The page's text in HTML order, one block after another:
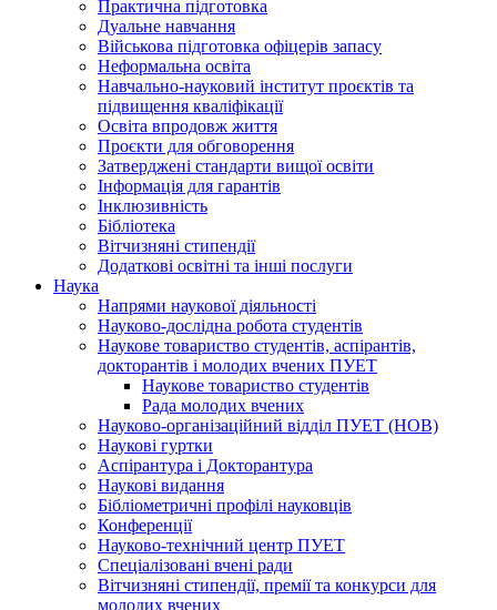
Практична підготовка
Дуальне навчання
Військова підготовка офіцерів запасу
Неформальна освіта
Навчально-науковий інститут проєктів та
підвищення кваліфікації
Освіта впродовж життя
Проєкти для обговорення
Затверджені стандарти вищої освіти
Інформація для гарантів
Інклюзивність
Бібліотека
Вітчизняні стипендії
Додаткові освітні та інші послуги
Наука
Напрями наукової діяльності
Науково-дослідна робота студентів
Наукове товариство студентів, аспірантів,
докторантів і молодих вчених ПУЕТ
Наукове товариство студентів
Рада молодих вчених
Науково-організаційний відділ ПУЕТ (НОВ)
Наукові гуртки
Аспірантура і Докторантура
Наукові видання
Бібліометричні профілі науковців
Конференції
Науково-технічний центр ПУЕТ
Спеціалізовані вчені ради
Вітчизняні стипендії, премії та конкурси для
молодих вчених